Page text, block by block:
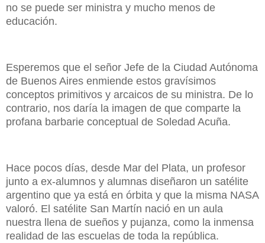
no se puede ser ministra y mucho menos de
educación.
Esperemos que el señor Jefe de la Ciudad Autónoma
de Buenos Aires enmiende estos gravísimos
conceptos primitivos y arcaicos de su ministra. De lo
contrario, nos daría la imagen de que comparte la
profana barbarie conceptual de Soledad Acuña.
Hace pocos días, desde Mar del Plata, un profesor
junto a ex-alumnos y alumnas diseñaron un satélite
argentino que ya está en órbita y que la misma NASA
valoró. El satélite San Martín nació en un aula
nuestra llena de sueños y pujanza, como la inmensa
realidad de las escuelas de toda la república.